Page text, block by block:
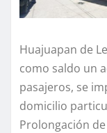
Huajuapan de
como saldo un
pasajeros, se
domicilio
Prolongación